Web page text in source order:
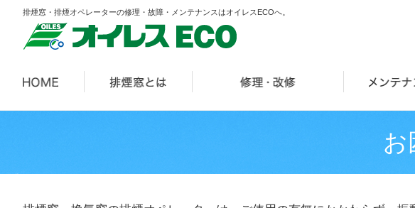
排煙窓・排煙オペレーターの修理・故障・メンテナンスはオイレスECOへ。
お